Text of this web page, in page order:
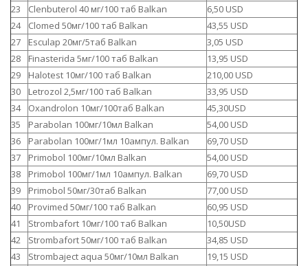
23
Clenbuterol 40 мг/100 таб Balkan
6,50 USD
24
Clomed 50мг/100 таб Balkan
43,55 USD
27
Esculap 20мг/5таб Balkan
3,05 USD
28
Finasterida 5мг/100 таб Balkan
13,95 USD
29
Halotest 10мг/100 таб Balkan
210,00 USD
30
Letrozol 2,5мг/100 таб Balkan
33,95 USD
34
Oxandrolon 10мг/100таб Balkan
45,30USD
35
Parabolan 100мг/10мл Balkan
54,00 USD
36
Parabolan 100мг/1мл 10ампул. Balkan
69,70 USD
37
Primobol 100мг/10мл Balkan
54,00 USD
38
Primobol 100мг/1мл 10ампул. Balkan
69,70 USD
39
Primobol 50мг/30таб Balkan
77,00 USD
40
Provimed 50мг/100 таб Balkan
60,95 USD
41
Strombafort 10мг/100 таб Balkan
10,50USD
42
Strombafort 50мг/100 таб Balkan
34,85 USD
43
Strombaject aqua 50мг/10мл Balkan
19,15 USD